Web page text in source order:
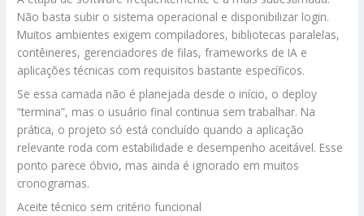
Não basta subir o sistema operacional e disponibilizar login.
Muitos ambientes exigem compiladores, bibliotecas paralelas,
contêineres, gerenciadores de filas, frameworks de IA e
aplicações técnicas com requisitos bastante específicos.
Se essa camada não é planejada desde o início, o deploy
“termina”, mas o usuário final continua sem trabalhar. Na
prática, o projeto só está concluído quando a aplicação
relevante roda com estabilidade e desempenho aceitável. Esse
ponto parece óbvio, mas ainda é ignorado em muitos
cronogramas.
Aceite técnico sem critério funcional